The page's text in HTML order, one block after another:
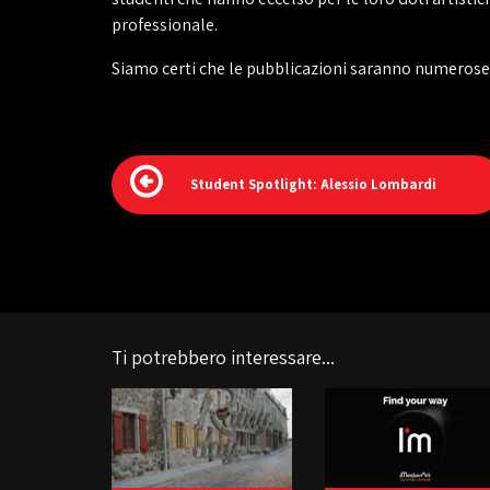
professionale.
Siamo certi che le pubblicazioni saranno
Student Spotlight: Alessio Lombardi
Ti potrebbero interessare...